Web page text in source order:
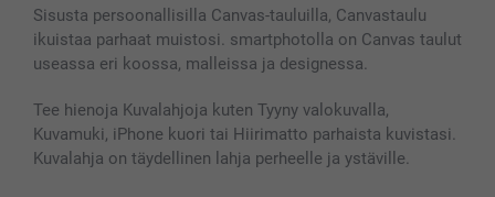
Sisusta persoonallisilla Canvas-tauluilla, Canvastaulu
ikuistaa parhaat muistosi. smartphotolla on Canvas taulut
useassa eri koossa, malleissa ja designessa.
Tee hienoja Kuvalahjoja kuten Tyyny valokuvalla,
Kuvamuki, iPhone kuori tai Hiirimatto parhaista kuvistasi.
Kuvalahja on täydellinen lahja perheelle ja ystäville.